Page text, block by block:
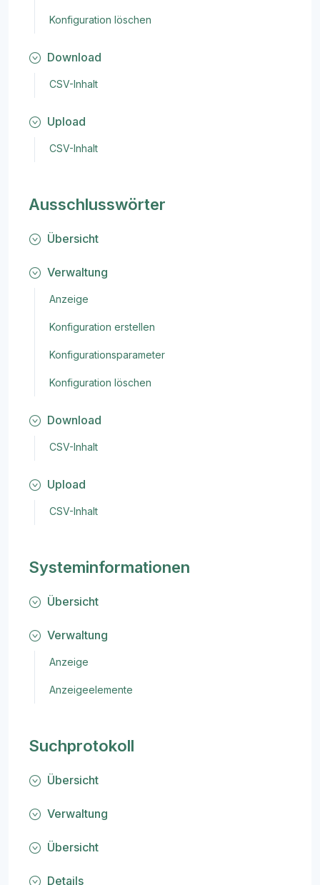
Konfiguration löschen
Download
CSV-Inhalt
Upload
CSV-Inhalt
Ausschlusswörter
Übersicht
Verwaltung
Anzeige
Konfiguration erstellen
Konfigurationsparameter
Konfiguration löschen
Download
CSV-Inhalt
Upload
CSV-Inhalt
Systeminformationen
Übersicht
Verwaltung
Anzeige
Anzeigeelemente
Suchprotokoll
Übersicht
Verwaltung
Übersicht
Details